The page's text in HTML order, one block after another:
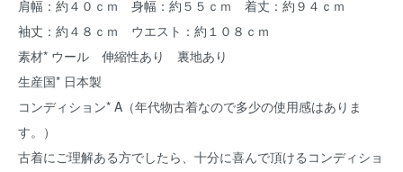
肩幅：約４０ｃｍ 身幅：約５５ｃｍ 着丈：約９４ｃｍ
袖丈：約４８ｃｍ ウエスト：約１０８ｃｍ
素材* ウール 伸縮性あり 裏地あり
生産国* 日本製
コンディション* A（年代物古着なので多少の使用感はありま
す。）
古着にご理解ある方でしたら、十分に喜んで頂けるコンディショ